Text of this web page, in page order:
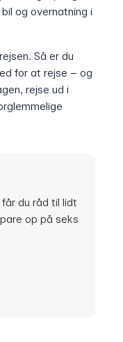
og overnatning i
Så er du
for at rejse – og
rejse ud i
du råd til lidt
op på seks